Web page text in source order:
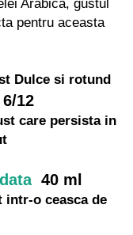
Arabica, gustul
pentru aceasta
Dulce si rotund
12
care persista in
40 ml
intr-o ceasca de